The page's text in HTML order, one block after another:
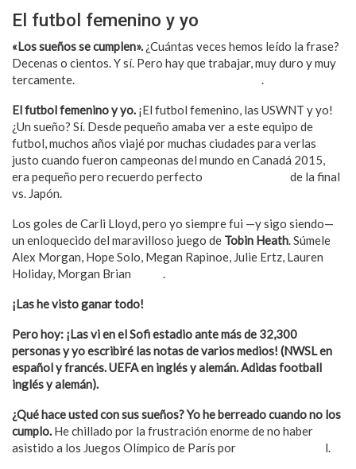
El futbol femenino y yo
«Los sueños se cumplen». ¿Cuántas veces hemos leído la frase?
Decenas o cientos. Y sí. Pero hay que trabajar, muy duro y muy
tercamente.
.
El futbol femenino y yo. ¡El futbol femenino, las USWNT y yo!
¿Un sueño? Sí. Desde pequeño amaba ver a este equipo de
futbol, muchos años viajé por muchas ciudades para verlas
justo cuando fueron campeonas del mundo en Canadá 2015,
era pequeño pero recuerdo perfecto
de la final
vs. Japón.
Los goles de Carli Lloyd, pero yo siempre fui —y sigo siendo—
un enloquecido del maravilloso juego de Tobin Heath. Súmele
Alex Morgan, Hope Solo, Megan Rapinoe, Julie Ertz, Lauren
Holiday, Morgan Brian
.
¡Las he visto ganar todo!
Pero hoy: ¡Las vi en el Sofi estadio ante más de 32,300
personas y yo escribiré las notas de varios medios! (NWSL en
español y francés. UEFA en inglés y alemán. Adidas football
inglés y alemán).
¿Qué hace usted con sus sueños? Yo he berreado cuando no los
cumplo. He chillado por la frustración enorme de no haber
asistido a los Juegos Olímpico de París por
l.